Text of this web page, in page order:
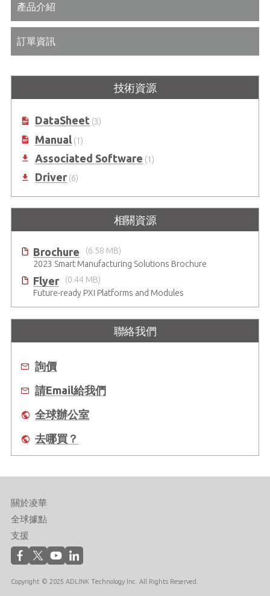
產品介紹
訂單資訊
技術資源
DataSheet(3)
Manual(1)
Associated Software (1)
Driver(6)
相關資源
Brochure
(6.58 MB)
2023 Smart Manufacturing Solutions Brochure
Flyer
(0.44 MB)
Future-ready PXI Platforms and Modules
聯絡我們
詢價
請Email給我們
全球辦公室
去哪買？
關於凌華
全球據點
支援
Copyright © 2025 ADLINK Technology Inc. All Rights Reserved.